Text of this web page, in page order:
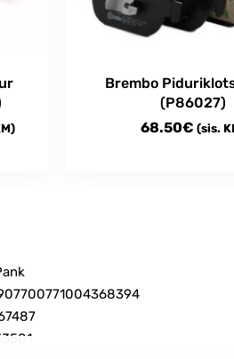
Brembo
(P86027)
68.50€ (sis.